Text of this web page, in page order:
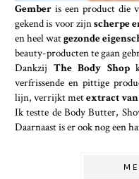
Gember is een product die
gekend is voor zijnscherpe
en heel watgezonde
beauty-producten te gaan
Dankzij The Body Shop
verfrissende en pittige
lijn, verrijkt metextract
Ik testte de Body Butter,
Daarnaast is er ook nog een